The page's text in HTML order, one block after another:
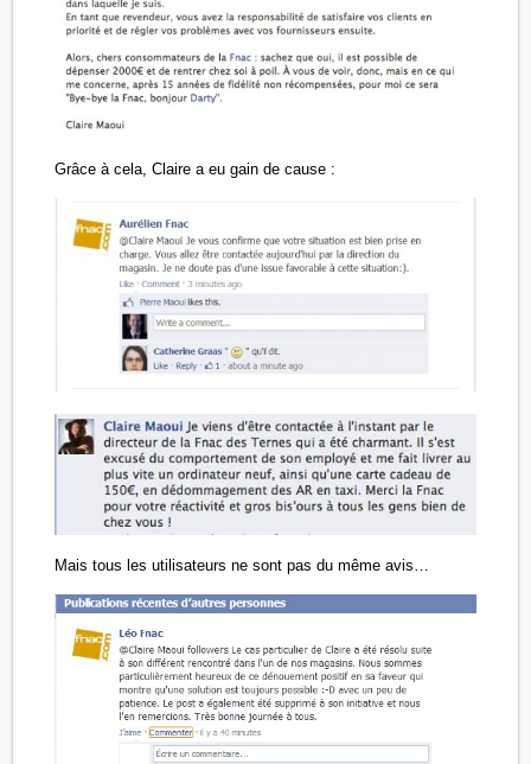
Grâce à cela, Claire a eu gain de cause :
Mais tous les utilisateurs ne sont pas du même avis…